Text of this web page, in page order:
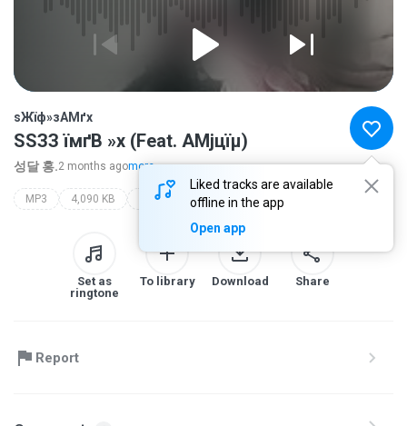
Liked tracks are available
offline in the app
Open app
ѕЖїф»зАМґх
ЅЅЗЗ їмґВ »х (Feat. АМјцїµ)
성달 홍.2 months agomore...
MP3 4,090 KB Rap / Hip-hop ѕжїф»замґх
Set as
ringtone
To library Download Share
Report